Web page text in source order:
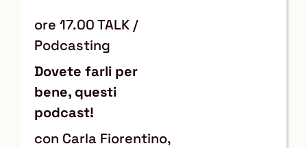
ore 17.00 TALK /
Podcasting
Dovete farli per
bene, questi
podcast!
con Carla Fiorentino,